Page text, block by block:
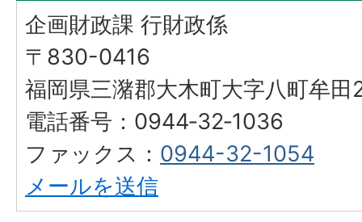
企画財政課 行財政係
〒830-0416
福岡県三潴郡大木町大字八町牟
電話番号：0944‐32‐1036
ファックス： 0944-32-1054
メールを送信